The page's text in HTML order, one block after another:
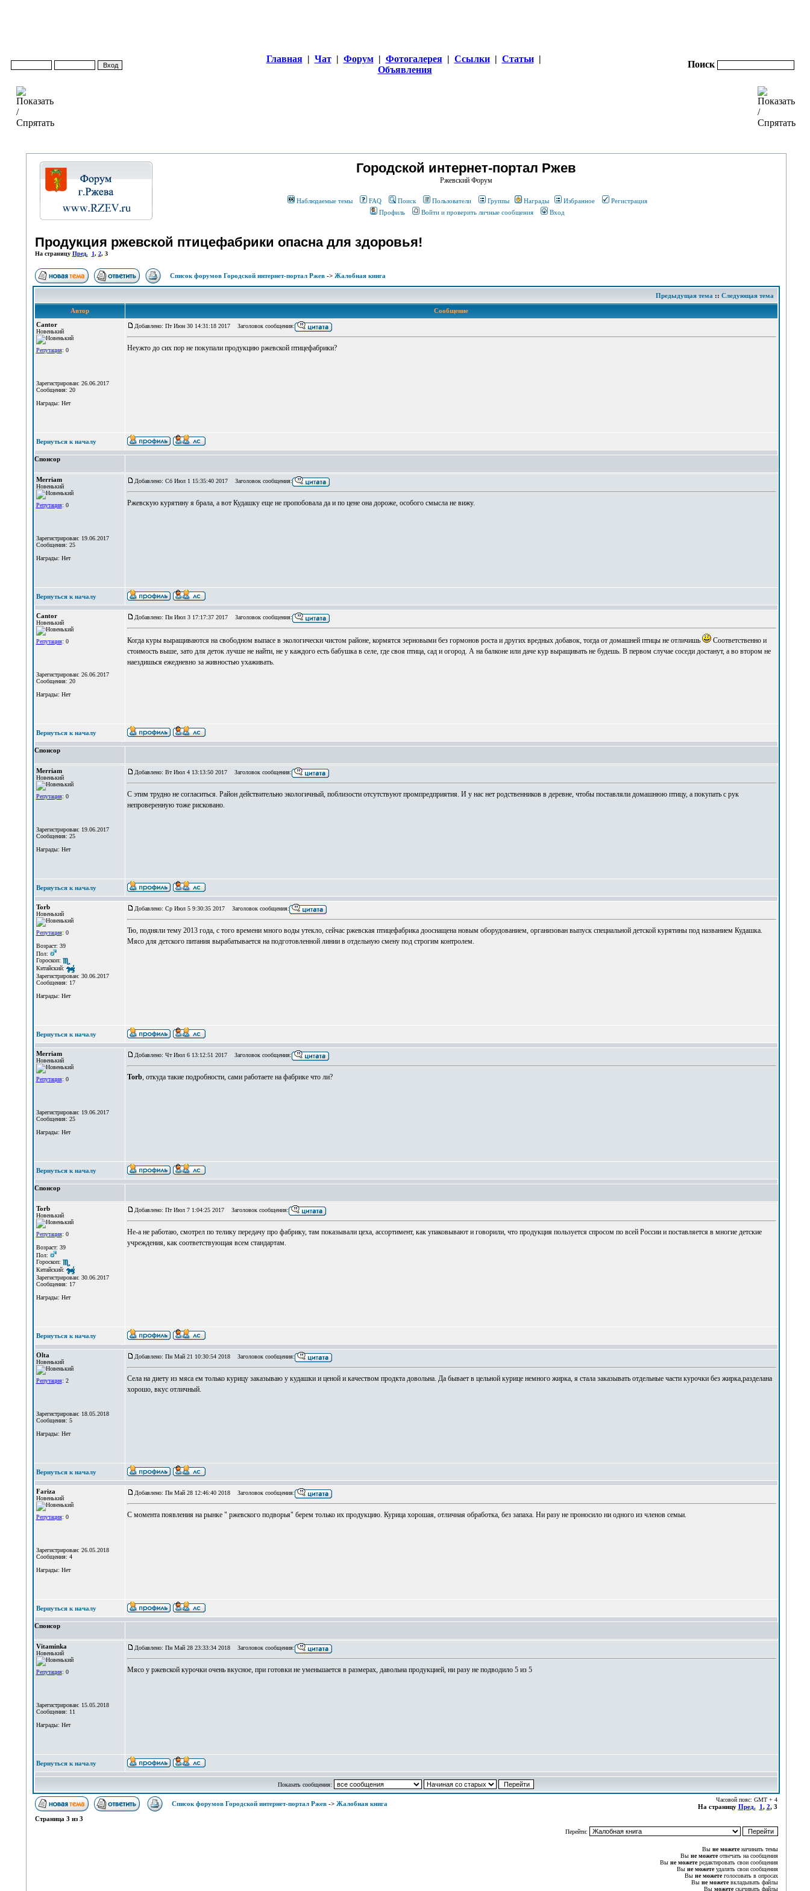
Главная | Чат | Форум | Фотогалерея | Ссылки | Статьи |
Объявления
Поиск
Городской интернет-портал Ржев
Ржевский Форум
Наблюдаемые темы FAQ Поиск Пользователи Группы Награды Избранное
Регистрация
Профиль
Войти и проверить личные сообщения Вход
Продукция ржевской птицефабрики опасна для здоровья!
На страницу Пред. 1, 2, 3
Список форумов Городской интернет-портал Ржев-> Жалобная книга
Предыдущая тема :: Следующая тема
Автор
Сообщение
Cantor
Новенький
Репутация: 0
Зарегистрирован: 26.06.2017
Сообщения: 20
Награды: Нет
Добавлено: Пт Июн 30 14:31:18 2017 Заголовок сообщения:
Неужто до сих пор не покупали продукцию ржевской птицефабрики?
Вернуться к началу
Спонсор
Merriam
Новенький
Репутация: 0
Зарегистрирован: 19.06.2017
Сообщения: 25
Награды: Нет
Добавлено: Сб Июл 1 15:35:40 2017 Заголовок сообщения:
Ржевскую курятину я брала, а вот Кудашку еще не пропобовала да и по цене она дороже, особого смысла не вижу.
Вернуться к началу
Cantor
Новенький
Репутация: 0
Зарегистрирован: 26.06.2017
Сообщения: 20
Награды: Нет
Добавлено: Пн Июл 3 17:17:37 2017 Заголовок сообщения:
Когда куры выращиваются на свободном выпасе в экологически чистом районе, кормятся зерновыми без гормонов роста и других вредных добавок, тогда от домашней птицы не отличишь
Соответственно и
стоимость выше, зато для деток лучше не найти, не у каждого есть бабушка в селе, где своя птица, сад и огород. А на балконе или даче кур выращивать не будешь. В первом случае соседи достанут, а во втором не
наездишься ежедневно за живностью ухаживать.
Вернуться к началу
Спонсор
Merriam
Новенький
Репутация: 0
Зарегистрирован: 19.06.2017
Сообщения: 25
Награды: Нет
Добавлено: Вт Июл 4 13:13:50 2017 Заголовок сообщения:
С этим трудно не согласиться. Район действительно экологичный, поблизости отсутствуют промпредприятия. И у нас нет родственников в деревне, чтобы поставляли домашнюю птицу, а покупать с рук
непроверенную тоже рисковано.
Вернуться к началу
Torb
Новенький
Репутация: 0
Возраст: 39
Пол:
Гороскоп:
Китайский:
Зарегистрирован: 30.06.2017
Сообщения: 17
Награды: Нет
Добавлено: Ср Июл 5 9:30:35 2017 Заголовок сообщения:
Тю, подняли тему 2013 года, с того времени много воды утекло, сейчас ржевская птицефабрика дооснащена новым оборудованием, организован выпуск специальной детской курятины под названием Кудашка.
Мясо для детского питания вырабатывается на подготовленной линии в отдельную смену под строгим контролем.
Вернуться к началу
Merriam
Новенький
Репутация: 0
Зарегистрирован: 19.06.2017
Сообщения: 25
Награды: Нет
Добавлено: Чт Июл 6 13:12:51 2017 Заголовок сообщения:
Torb, откуда такие подробности, сами работаете на фабрике что ли?
Вернуться к началу
Спонсор
Torb
Новенький
Репутация: 0
Возраст: 39
Пол:
Гороскоп:
Китайский:
Зарегистрирован: 30.06.2017
Сообщения: 17
Награды: Нет
Добавлено: Пт Июл 7 1:04:25 2017 Заголовок сообщения:
Не-а не работаю, смотрел по телику передачу про фабрику, там показывали цеха, ассортимент, как упаковывают и говорили, что продукция пользуется спросом по всей России и поставляется в многие детские
учреждения, как соответствующая всем стандартам.
Вернуться к началу
Olta
Новенький
Репутация: 2
Зарегистрирован: 18.05.2018
Сообщения: 5
Награды: Нет
Добавлено: Пн Май 21 10:30:54 2018 Заголовок сообщения:
Села на диету из мяса ем только курицу заказываю у кудашки и ценой и качеством продкта довольна. Да бывает в цельной курице немного жирка, я стала заказывать отдельные части курочки без жирка,разделана
хорошо, вкус отличный.
Вернуться к началу
Fariza
Новенький
Репутация: 0
Зарегистрирован: 26.05.2018
Сообщения: 4
Награды: Нет
Добавлено: Пн Май 28 12:46:40 2018 Заголовок сообщения:
С момента появления на рынке " ржевского подворья" берем только их продукцию. Курица хорошая, отличная обработка, без запаха. Ни разу не проносило ни одного из членов семьи.
Вернуться к началу
Спонсор
Vitaminka
Новенький
Репутация: 0
Зарегистрирован: 15.05.2018
Сообщения: 11
Награды: Нет
Добавлено: Пн Май 28 23:33:34 2018 Заголовок сообщения:
Мясо у ржевской курочки очень вкусное, при готовки не уменьшается в размерах, давольна продукцией, ни разу не подводило 5 из 5
Вернуться к началу
Показать сообщения:
Список форумов Городской интернет-портал Ржев-> Жалобная книга
Часовой пояс: GMT + 4
На страницу Пред. 1, 2, 3
Страница 3 из3
Перейти:
Вы не можетеначинать темы
Вы не можетеотвечать на сообщения
Вы не можетередактировать свои сообщения
Вы не можетеудалять свои сообщения
Вы не можетеголосовать в опросах
Вы не можетевкладывать файлы
Вы можетескачивать файлы